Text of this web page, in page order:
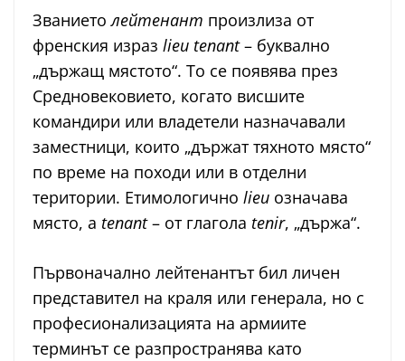
Званиетолейтенант произлиза от
френския израз lieu tenant– буквално
„държащ мястото“. То се появява през
Средновековието, когато висшите
командири или владетели назначавали
заместници, които „държат тяхното място“
по време на походи или в отделни
територии. Етимологично lieu означава
място, а tenant– от глагола tenir, „държа“.
Първоначално лейтенантът бил личен
представител на краля или генерала, но с
професионализацията на армиите
терминът се разпространява като